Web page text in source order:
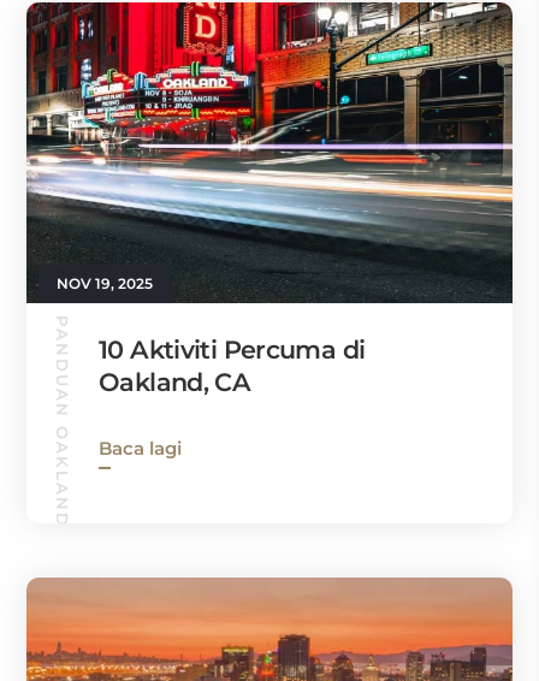
NOV 19, 2025
PANDUAN OAKLAND
10 Aktiviti Percuma di
Oakland, CA
Baca lagi